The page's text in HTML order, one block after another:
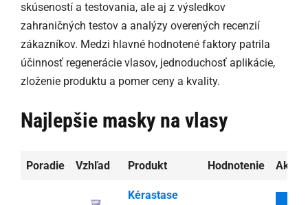
skúseností a testovania, ale aj z výsledkov
zahraničných testov a analýzy overených recenzií
zákazníkov. Medzi hlavné hodnotené faktory patrila
účinnosť regenerácie vlasov, jednoduchosť aplikácie,
zloženie produktu a pomer ceny a kvality.
Najlepšie masky na vlasy
Poradie Vzhľad Produkt Hodnotenie
Kérastase